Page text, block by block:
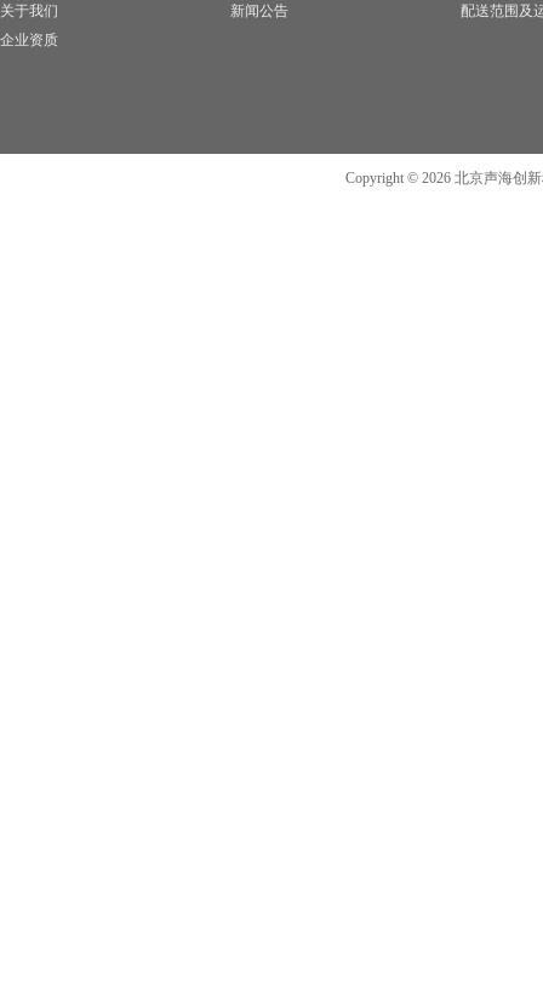
关于我们
企业资质
新闻公告 配送范围及
Copyright © 2026 北京声海创